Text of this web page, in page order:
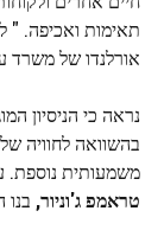
תאימות ואכיפה. "
אורלנדו של משרד
נראה כי הניסיון
בהשוואה לחוויה
משמעותית נוספת.
טראמפ ג'וניור,